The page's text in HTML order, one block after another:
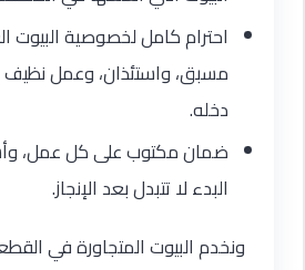
احترام كامل لخصوصية البيوت
مسبق، واستئذان، وعمل نظيف
دخله.
ضمان مكتوب على كل عمل،
البدء لا تتبدل بعد الإنجاز.
ونخدم البيوت المتجاورة في